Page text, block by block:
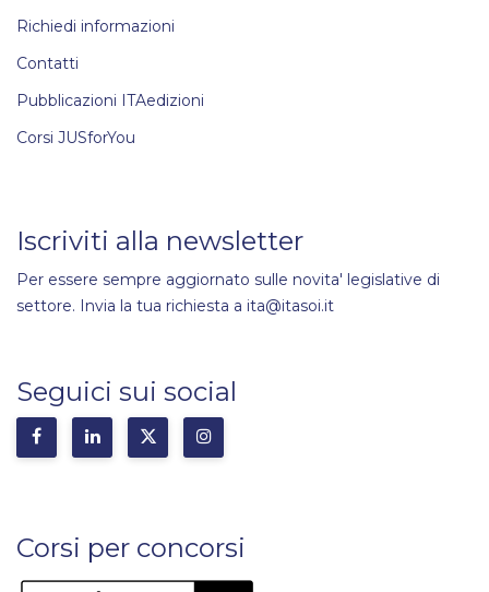
Richiedi informazioni
Contatti
Pubblicazioni ITAedizioni
Corsi JUSforYou
Iscriviti alla newsletter
Per essere sempre aggiornato sulle novita' legislative di
settore. Invia la tua richiesta a ita@itasoi.it
Seguici sui social
Corsi per concorsi